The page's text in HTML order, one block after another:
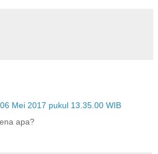
Mei 2017 pukul 13.35.00 WIB
apa?